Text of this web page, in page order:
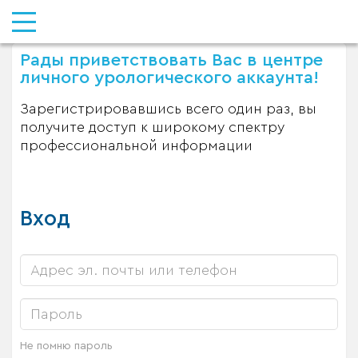
Рады приветствовать Вас в центре
личного урологического аккаунта!
Зарегистрировавшись всего один раз, вы
получите доступ к широкому спектру
профессиональной информации
Вход
Не помню пароль